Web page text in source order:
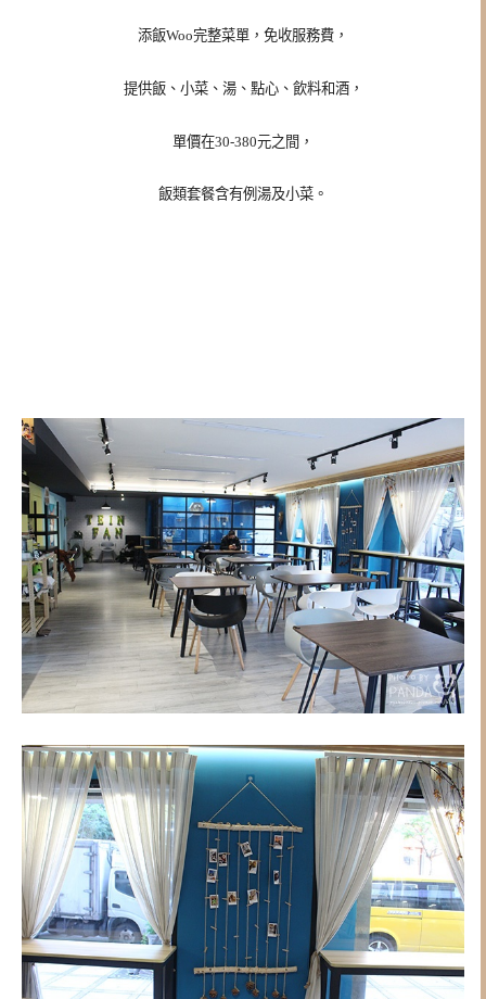
添飯Woo完整菜單，免收服務費，
提供飯、小菜、湯、點心、飲料和酒，
單價在30-380元之間，
飯類套餐含有例湯及小菜。